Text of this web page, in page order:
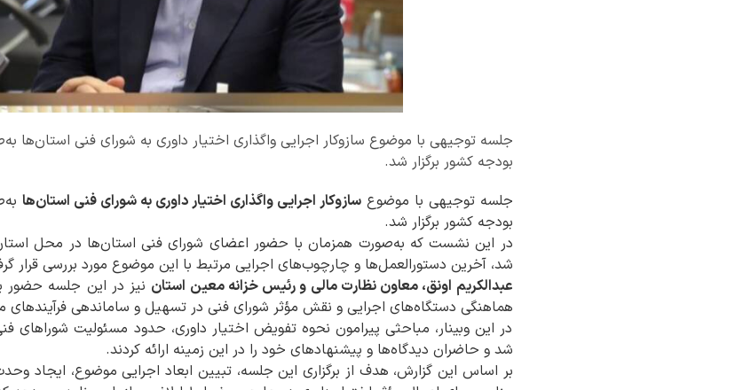
جلسه توجیهی با موضوع سازوکار اجرایی واگذاری اختیار داوری به شورای فنی استان‌ها
بودجه کشور برگزار شد.
جلسه توجیهی با موضوعسازوکار اجرایی واگذاری اختیار داوری به شورای فنی استان‌ها
بودجه کشور برگزار شد.
در این نشست که به‌صورت همزمان با حضور اعضای شورای فنی استان‌ها در محل
شد، آخرین دستورالعمل‌ها و چارچوب‌های اجرایی مرتبط با این موضوع مورد بررسی قرار
عبدالکریم اونق، معاون نظارت مالی و رئیس خزانه معین استان نیز در این جلسه حضور
هماهنگی دستگاه‌های اجرایی و نقش مؤثر شورای فنی در تسهیل و ساماندهی فرآیندهای
در این وبینار، مباحثی پیرامون نحوه تفویض اختیار داوری، حدود مسئولیت شوراهای
شد و حاضران دیدگاه‌ها و پیشنهادهای خود را در این زمینه ارائه کردند.
بر اساس این گزارش، هدف از برگزاری این جلسه، تبیین ابعاد اجرایی موضوع، ایجاد